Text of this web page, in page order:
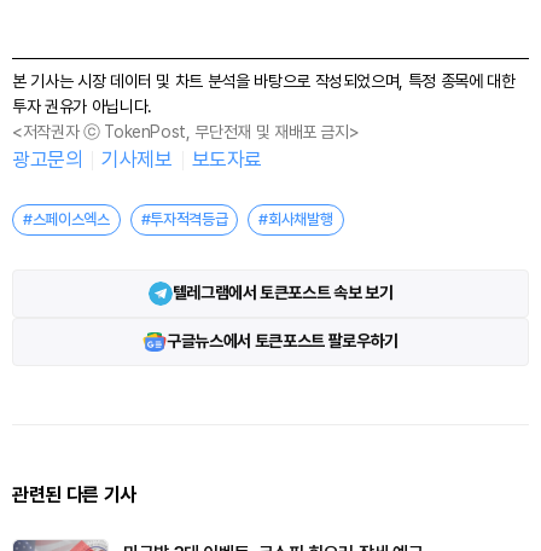
본 기사는 시장 데이터 및 차트 분석을 바탕으로 작성되었으며, 특정 종목에 대한
투자 권유가 아닙니다.
<저작권자 ⓒ TokenPost, 무단전재 및 재배포 금지>
광고문의 기사제보 보도자료
#스페이스엑스 #투자적격등급 #회사채발행
텔레그램에서 토큰포스트 속보 보기
구글뉴스에서 토큰포스트 팔로우하기
관련된 다른 기사